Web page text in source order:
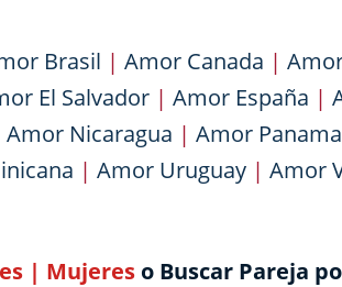
Brasil | Amor Canada |
El Salvador | Amor España |
Amor Nicaragua | Amor Panama
| Amor Uruguay| Amor
| Mujereso Buscar Pareja